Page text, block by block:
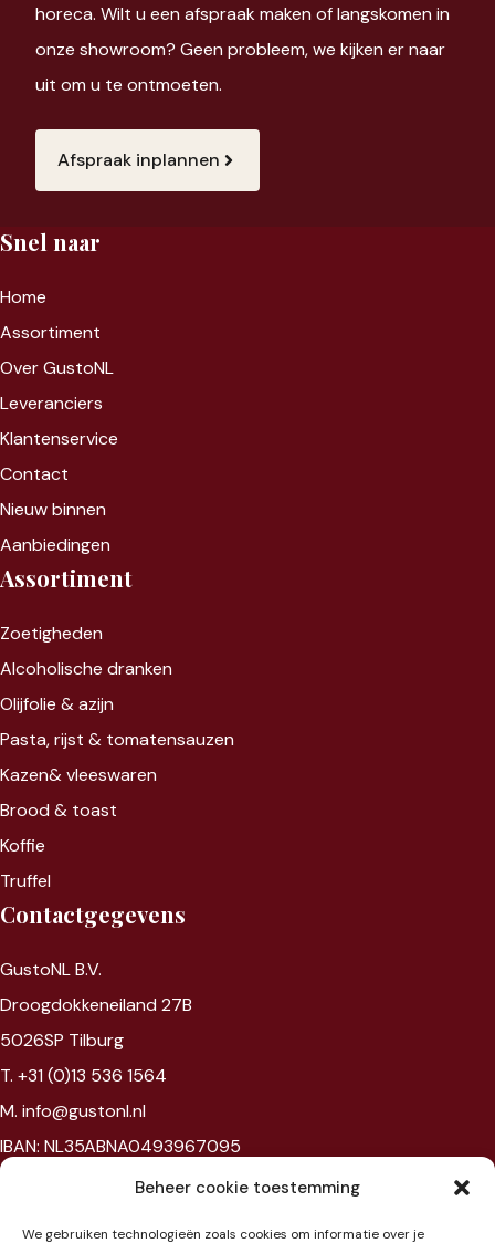
Beheer cookie toestemming
We gebruiken technologieën zoals cookies om informatie over je
horeca. Wilt u een afspraak maken of langskomen in
onze showroom? Geen probleem, we kijken er naar
uit om u te ontmoeten.
Afspraak inplannen
Snel naar
Home
Assortiment
Over GustoNL
Leveranciers
Klantenservice
Contact
Nieuw binnen
Aanbiedingen
Assortiment
Zoetigheden
Alcoholische dranken
Olijfolie & azijn
Pasta, rijst & tomatensauzen
Kazen&vleeswaren
Brood & toast
Koffie
Truffel
Contactgegevens
GustoNL B.V.
Droogdokkeneiland 27B
5026SP Tilburg
T. +31 (0)13 536 1564
M. info@gustonl.nl
IBAN: NL35ABNA0493967095
VAT: NL867594172B01